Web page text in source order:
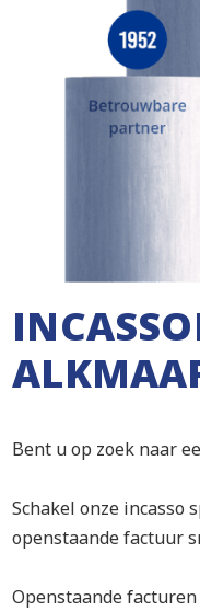
Bent u op zoek naar
Schakel onze incasso
openstaande factuur
Openstaande